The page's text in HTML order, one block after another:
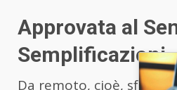
Approvata al
Semplificazioni
Da remoto, cioè,